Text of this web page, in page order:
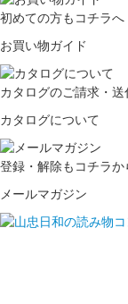
初めての方もコチラへ
お買い物ガイド
カタログのご請求・送
カタログについて
登録・解除もコチラか
メールマガジン